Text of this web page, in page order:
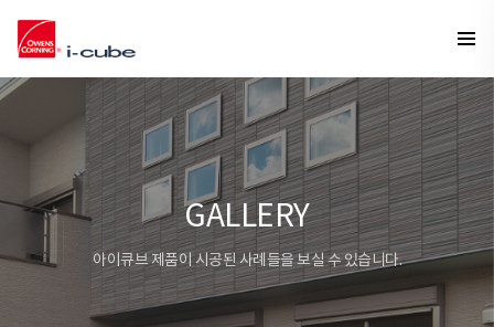
GALLERY
아이큐브 제품이 시공된 사례들을 보실 수 있습니다.